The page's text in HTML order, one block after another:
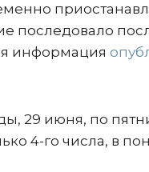
последовало
информация
29 июня, по
4-го числа, в